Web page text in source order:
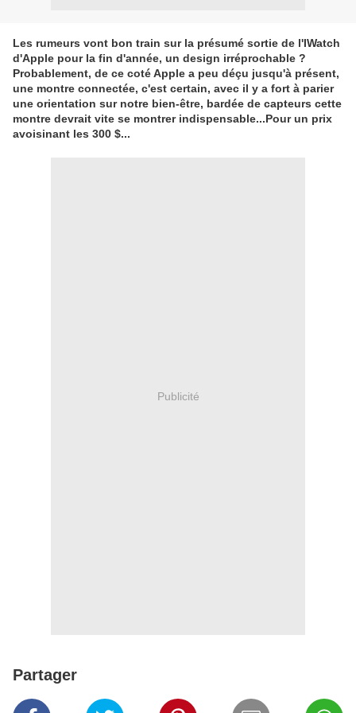
Les rumeurs vont bon train sur la présumé sortie de l'IWatch
d'Apple pour la fin d'année, un design irréprochable ?
Probablement, de ce coté Apple a peu déçu jusqu'à présent,
une montre connectée, c'est certain, avec il y a fort à parier
une orientation sur notre bien-être, bardée de capteurs cette
montre devrait vite se montrer indispensable...Pour un prix
avoisinant les 300 $...
Publicité
Partager